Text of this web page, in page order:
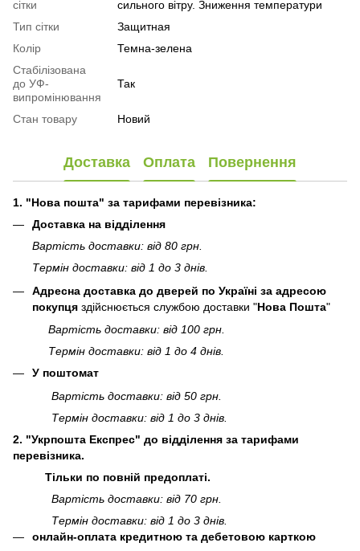
сітки
сильного вітру. Зниження температури
Тип сітки
Защитная
Колір
Темна-зелена
Стабілізована
до УФ-
випромінювання
Так
Стан товару Новий
Доставка Оплата Повернення
1. "Нова пошта" за тарифами перевізника:
Доставка на відділення
Вартість доставки: від 80 грн.
Термін доставки: від 1 до 3 днів.
Адресна доставка до дверей по Україні за адресою
покупця здійснюється службою доставки "Нова Пошта"
Вартість доставки: від 100 грн.
Термін доставки: від 1 до 4 днів.
У поштомат
Вартість доставки: від 50 грн.
Термін доставки: від 1 до 3 днів.
2. "Укрпошта Експрес" до відділення за тарифами
перевізника.
Тільки по повній предоплаті.
Вартість доставки: від 70 грн.
Термін доставки: від 1 до 3 днів.
онлайн-оплата кредитною та дебетовою карткою